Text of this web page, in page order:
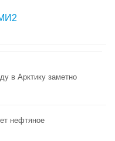
в Арктику заметно
нефтяное